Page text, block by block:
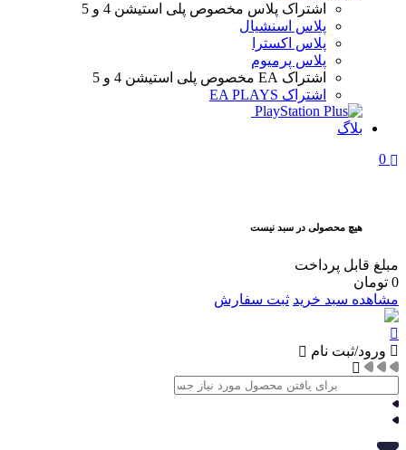
اشتراک پلاس مخصوص پلی استیشن 4 و 5
پلاس اسنشیال
پلاس اکسترا
پلاس پرمیوم
اشتراک EA
مخصوص پلی استیشن 4 و 5
اشتراک EA PLAYS
بلاگ
0
هیچ محصولی در سبد نیست
مبلغ قابل پرداخت
0 تومان
مشاهده سبد خرید ثبت سفارش
ورود/ثبت نام